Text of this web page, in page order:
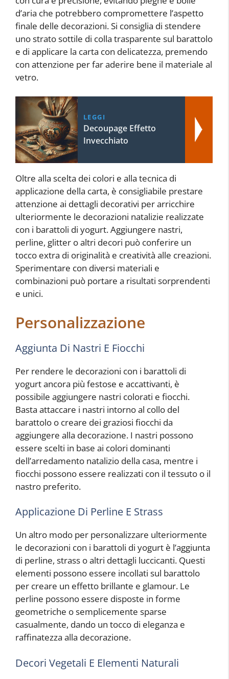
d’aria che potrebbero compromettere l’aspetto
finale delle decorazioni. Si consiglia di stendere
uno strato sottile di colla trasparente sul barattolo
e di applicare la carta con delicatezza, premendo
con attenzione per far aderire bene il materiale al
vetro.
LEGGI
Decoupage Effetto
Invecchiato
Oltre alla scelta dei colori e alla tecnica di
applicazione della carta, è consigliabile prestare
attenzione ai dettagli decorativi per arricchire
ulteriormente le decorazioni natalizie realizzate
con i barattoli di yogurt. Aggiungere nastri,
perline, glitter o altri decori può conferire un
tocco extra di originalità e creatività alle creazioni.
Sperimentare con diversi materiali e
combinazioni può portare a risultati sorprendenti
e unici.
Personalizzazione
Aggiunta Di Nastri E Fiocchi
Per rendere le decorazioni con i barattoli di
yogurt ancora più festose e accattivanti, è
possibile aggiungere nastri colorati e fiocchi.
Basta attaccare i nastri intorno al collo del
barattolo o creare dei graziosi fiocchi da
aggiungere alla decorazione. I nastri possono
essere scelti in base ai colori dominanti
dell’arredamento natalizio della casa, mentre i
fiocchi possono essere realizzati con il tessuto o il
nastro preferito.
Applicazione Di Perline E Strass
Un altro modo per personalizzare ulteriormente
le decorazioni con i barattoli di yogurt è l’aggiunta
di perline, strass o altri dettagli luccicanti. Questi
elementi possono essere incollati sul barattolo
per creare un effetto brillante e glamour. Le
perline possono essere disposte in forme
geometriche o semplicemente sparse
casualmente, dando un tocco di eleganza e
raffinatezza alla decorazione.
Decori Vegetali E Elementi Naturali